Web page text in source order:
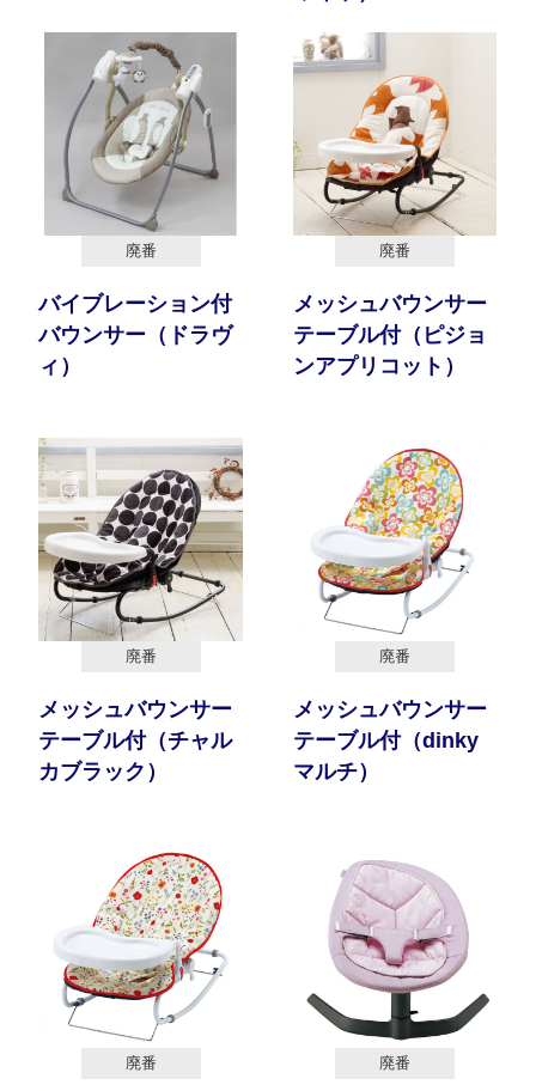
廃番
バイブレーション付
バウンサー（ドラヴ
ィ）
廃番
メッシュバウンサー
テーブル付（ピジョ
ンアプリコット）
廃番
メッシュバウンサー
テーブル付（チャル
カブラック）
廃番
メッシュバウンサー
テーブル付（dinky
マルチ）
廃番 廃番